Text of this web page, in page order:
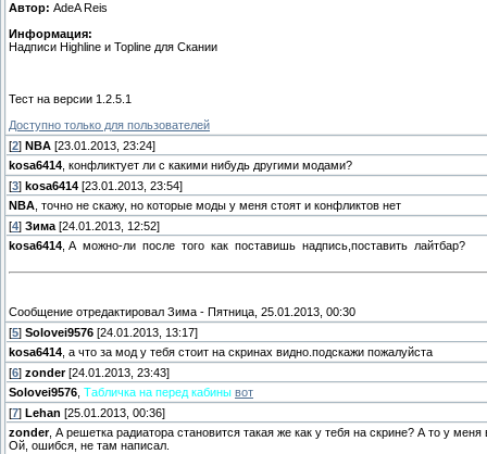
Автор: AdeA Reis
Информация:
Надписи Highline и Topline для Скании
Тест на версии 1.2.5.1
Доступно только для пользователей
[2] NBA [23.01.2013, 23:24]
kosa6414 , конфликтует ли с какими нибудь другими модами?
[3] kosa6414 [23.01.2013, 23:54]
NBA , точно не скажу, но которые моды у меня стоят и конфликтов нет
[4] Зима [24.01.2013, 12:52]
kosa6414 , А можно-ли после того как поставишь надпись,поставить лайтбар?
Сообщение отредактировал Зима - Пятница, 25.01.2013, 00:30
[5] Solovei9576 [24.01.2013, 13:17]
kosa6414 , а что за мод у тебя стоит на скринах видно.подскажи пожалуйста
[6] zonder[24.01.2013, 23:43]
Solovei9576 Табличка на перед кабины вот
[7] Lehan [25.01.2013, 00:36]
zonder, А решетка радиатора становится такая же как у тебя на скрине? А то у меня
Ой, ошибся, не там написал.